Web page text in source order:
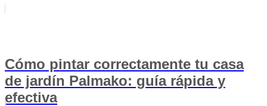
Cómo pintar correctamente tu casa
de jardín Palmako: guía rápida y
efectiva